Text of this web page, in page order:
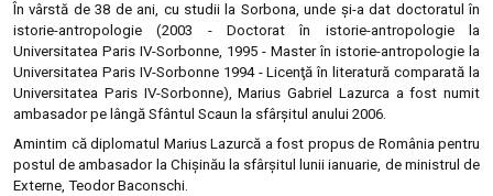
În vârstă de 38 de ani, cu studii la Sorbona, unde şi-a dat doctoratul în
istorie-antropologie (2003 - Doctorat în istorie-antropologie la
Universitatea Paris IV-Sorbonne, 1995 - Master în istorie-antropologie la
Universitatea Paris IV-Sorbonne 1994 - Licenţă în literatură comparată la
Universitatea Paris IV-Sorbonne), Marius Gabriel Lazurca a fost numit
ambasador pe lângă Sfântul Scaun la sfârşitul anului 2006.
Amintim că diplomatul Marius Lazurcă a fost propus de România pentru
postul de ambasador la Chişinău la sfârșitul lunii ianuarie, de ministrul de
Externe, Teodor Baconschi.